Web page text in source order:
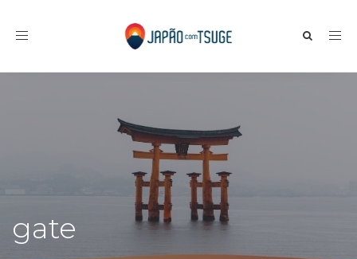
Toggle navigation
gate